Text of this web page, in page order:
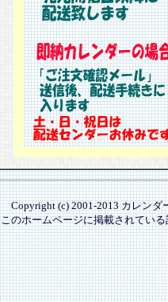
Copyright (c) 2001-2013 カレンダ
このホームページに掲載されてい